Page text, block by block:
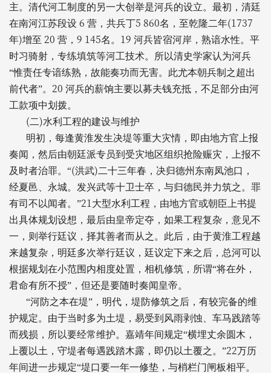
主。清代河工制度的另一大创举是河兵的设立。最初，清廷
在南河江苏段设 6 营，共兵丁5 860名，至乾隆二年(1737
年)增至 20 营， 9 145名。 19 河兵皆宿河岸，熟谙水性。平
时习骑射，专练填筑等河工技术。所以清史学家认为河兵
“惟责任专谙练熟，故能奏功而无害。此尤本朝兵制之超出
前代者”。 20 河兵的薪饷主要以募夫钱充抵，不足部分由河
工款项中划拨。
(二)水利工程的建设与维护
明初，每逢黄淮发生决堤等重大灾情，即由地方官上报
奏闻，然后由朝廷派专员到受灾地区组织抢险赈灾，上报不
及时者治罪。“(洪武)二十三年春，决归德州东南凤池口，
经夏邑、永城。发兴武等十卫士卒，与归德民并力筑之。罪
有司不以闻者。”21大型水利工程，由地方官或朝臣上书提
出具体规划设想，最后由皇帝定夺，如果工程复杂，意见不
一，则举行廷议，择其善者而从之。此后，由于黄淮工程越
来越复杂，明廷多次举行廷议，廷议定下来之后，总河可以
根据规划在小范围内相度处置，相机修筑，所谓“将在外，
君命有所不授”，但还是要随时奏闻皇帝。
“河防之本在堤”，明代，堤防修筑之后，有较完备的维
护规定。由于当时多为土堤，易受到风雨剥蚀、车马践踏等
而残损，所以要经常维护。嘉靖年间规定“横埋丈余圆木，
上覆以土，守堤者每遇践踏木露，即仍以土覆之。”22万历
年间进一步规定“堤口要一年一修垫，与梢栏门闸板相平。